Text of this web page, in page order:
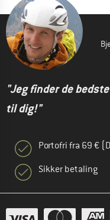
"Jeg finder de
til dig!"
Portofri fra 69 €
Sikker betaling